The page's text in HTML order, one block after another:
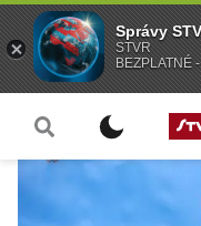
Správy
STVR
BEZPLATNÉ